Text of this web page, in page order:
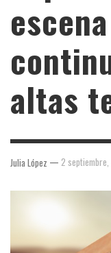
altas
Julia López — 2 septiembre,